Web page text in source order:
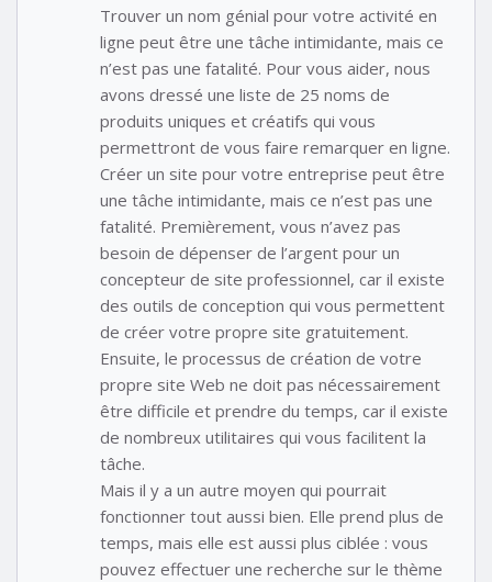
Trouver un nom génial pour votre activité en
ligne peut être une tâche intimidante, mais ce
n’est pas une fatalité. Pour vous aider, nous
avons dressé une liste de 25 noms de
produits uniques et créatifs qui vous
permettront de vous faire remarquer en ligne.
Créer un site pour votre entreprise peut être
une tâche intimidante, mais ce n’est pas une
fatalité. Premièrement, vous n’avez pas
besoin de dépenser de l’argent pour un
concepteur de site professionnel, car il existe
des outils de conception qui vous permettent
de créer votre propre site gratuitement.
Ensuite, le processus de création de votre
propre site Web ne doit pas nécessairement
être difficile et prendre du temps, car il existe
de nombreux utilitaires qui vous facilitent la
tâche.
Mais il y a un autre moyen qui pourrait
fonctionner tout aussi bien. Elle prend plus de
temps, mais elle est aussi plus ciblée : vous
pouvez effectuer une recherche sur le thème